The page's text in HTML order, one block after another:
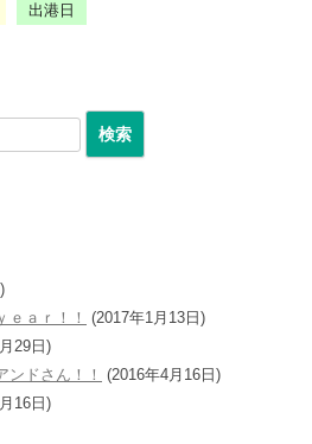
出港日
ａｒ！！
(2017年1月13日)
29日)
ンドさん！！
(2016年4月16日)
16日)